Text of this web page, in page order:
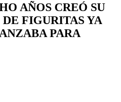
AÑOS CREÓ SU
FIGURITAS YA
PARA